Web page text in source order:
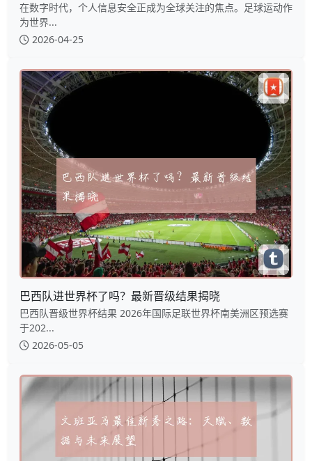
在数字时代，个人信息安全正成为全球关注的焦点。足球运动作
为世界...
2026-04-25
巴西队进世界杯了吗？最新晋级结果揭晓
巴西队晋级世界杯结果 2026年国际足联世界杯南美洲区预选赛
于202...
2026-05-05